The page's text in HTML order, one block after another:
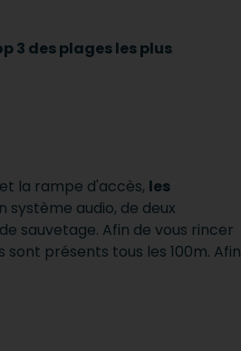
3 des plages les plus
la rampe d'accès, les
système audio, de deux
sauvetage. Afin de vous rincer
sont présents tous les 100m. Afin